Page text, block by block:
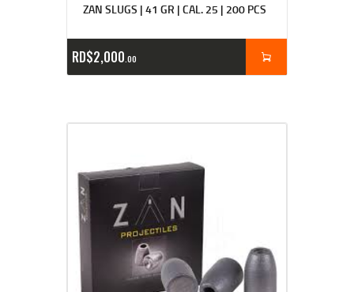
ZAN SLUGS | 41 GR | CAL. 25 | 200 PCS
RD$2,000 00